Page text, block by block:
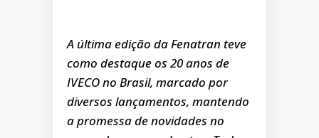
A última edição da Fenatran teve
como destaque os 20 anos de
IVECO no Brasil, marcado por
diversos lançamentos, mantendo
a promessa de novidades no